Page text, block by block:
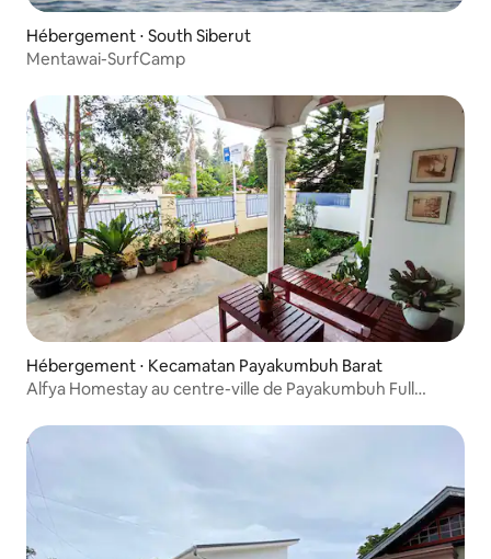
Hébergement ⋅ South Siberut
Mentawai-SurfCamp
Hébergement ⋅ Kecamatan Payakumbuh Barat
Alfya Homestay au centre-ville de Payakumbuh Full